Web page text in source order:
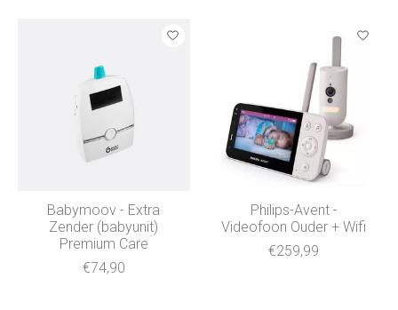
Babymoov - Extra
Zender (babyunit)
Premium Care
€74,90
Philips-Avent -
Videofoon Ouder + Wifi
€259,99